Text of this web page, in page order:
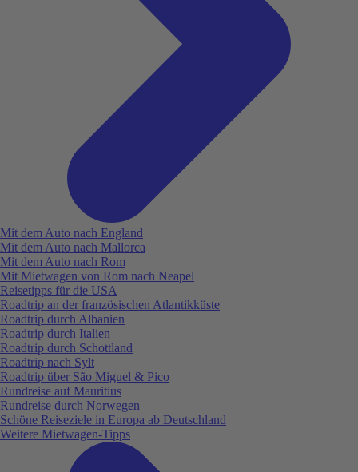
Mit dem Auto nach England
Mit dem Auto nach Mallorca
Mit dem Auto nach Rom
Mit Mietwagen von Rom nach Neapel
Reisetipps für die USA
Roadtrip an der französischen Atlantikküste
Roadtrip durch Albanien
Roadtrip durch Italien
Roadtrip durch Schottland
Roadtrip nach Sylt
Roadtrip über São Miguel & Pico
Rundreise auf Mauritius
Rundreise durch Norwegen
Schöne Reiseziele in Europa ab Deutschland
Weitere Mietwagen-Tipps